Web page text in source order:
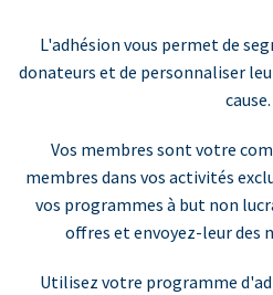
L'adhésion vous permet de
donateurs et de personnaliser
cause.
Vos membres sont votre
membres dans vos activités
vos programmes à but non
offres et envoyez-leur des
Utilisez votre programme